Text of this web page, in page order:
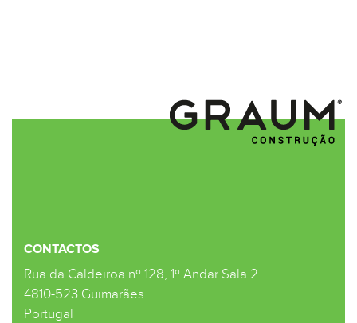
CONTACTOS
Rua da Caldeiroa nº 128, 1º Andar Sala 2
4810-523 Guimarães
Portugal